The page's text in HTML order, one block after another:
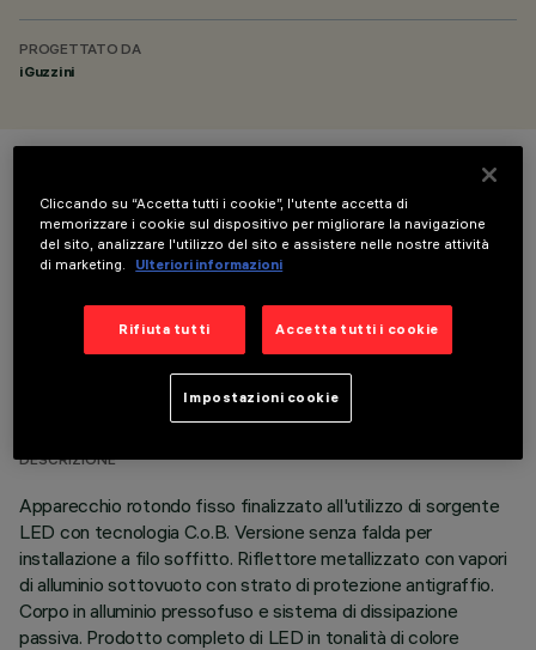
PROGETTATO DA
iGuzzini
COLORE
DATI TECNICI
ULTIMO AGGIORNAMENTO: 01/08/2026
DESCRIZIONE
Apparecchio rotondo fisso finalizzato all'utilizzo di sorgente
LED con tecnologia C.o.B. Versione senza falda per
installazione a filo soffitto. Riflettore metallizzato con vapori
di alluminio sottovuoto con strato di protezione antigraffio.
Corpo in alluminio pressofuso e sistema di dissipazione
passiva. Prodotto completo di LED in tonalità di colore
Cliccando su “Accetta tutti i cookie”, l'utente accetta di
memorizzare i cookie sul dispositivo per migliorare la navigazione
del sito, analizzare l'utilizzo del sito e assistere nelle nostre attività
di marketing.
Ulteriori informazioni
Rifiuta tutti Accetta tutti i cookie
Impostazioni cookie